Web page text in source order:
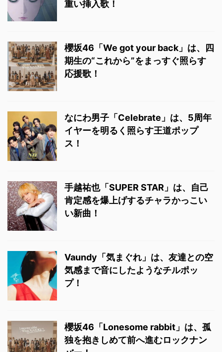
重い挿入歌！
櫻坂46「We got your back」は、四
期生の“これから”をまっすぐ照らす
応援歌！
なにわ男子「Celebrate」は、5周年
イヤーを明るく照らす王道ポップ
ス！
手越祐也「SUPER STAR」は、自己
肯定感を爆上げするチャラかっこい
い新曲！
Vaundy「気まぐれ」は、友達との空
気感まで音にしたようなチルポッ
プ！
櫻坂46「Lonesome rabbit」は、孤
独を抱きしめて前へ進むロックナン